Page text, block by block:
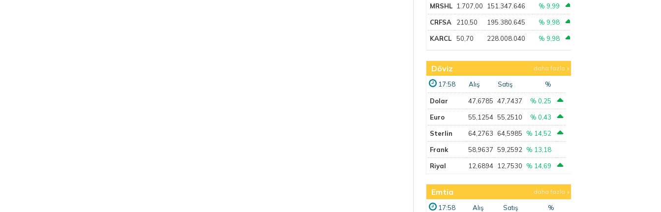
MRSHL 1.707,00 151.347.646 % 9,99
CRFSA 210,50 195.380.645 % 9,98
KARCL 50,70 228.008.040 % 9,98
Döviz daha fazla
17:58 Alış Satış %
Dolar 47,6785 47,7437 % 0,25
Euro 55,1254 55,2510 % 0,43
Sterlin 64,2763 64,5985 % 14,52
Frank 58,9637 59,2592 % 13,18
Riyal 12,6894 12,7530 % 14,69
Emtia daha fazla
17:58 Alış Satış %